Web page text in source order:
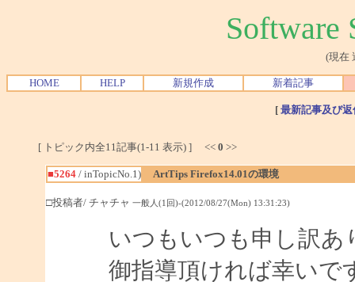
Software
(現在
HOME HELP 新規作成 新着記事
[ 最新記事及び
[ トピック内全11記事(1-11 表示) ] << 0 >>
■5264/ inTopicNo.1) ArtTips Firefox14.01の環境
□投稿者/ チャチャ 一般人(1回)-(2012/08/27(Mon) 13:31:23)
いつもいつも申し訳あ
御指導頂ければ幸いで